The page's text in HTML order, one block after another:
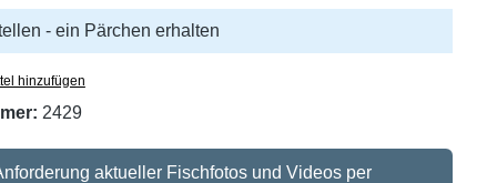
- ein Pärchen erhalten
hinzufügen
2429
aktueller Fischfotos und Videos per